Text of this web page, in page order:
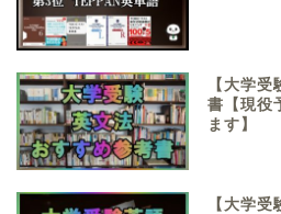
【大学
書【現役
ます】
【大学